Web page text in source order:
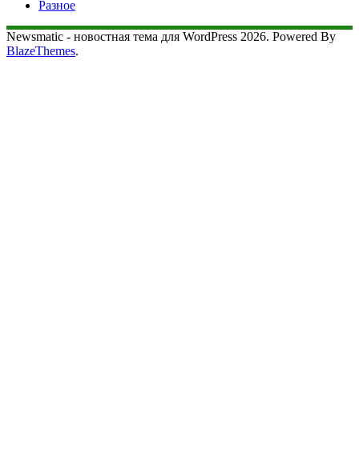
Разное
Newsmatic - новостная тема для WordPress 2026. Powered By
BlazeThemes.